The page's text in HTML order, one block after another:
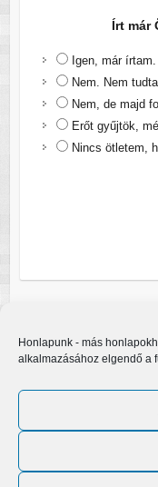
Honlapunk - más
alkalmazásához elgendő a
Írt már
Igen, már írtam.
Nem. Nem
Nem, de majd
Erőt gyűjtök,
Nincs ötletem,